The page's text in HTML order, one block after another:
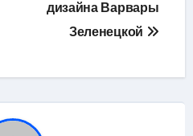
дизайна Варвары
Зеленецкой